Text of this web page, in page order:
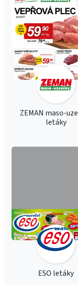
ZEMAN maso-
letáky
ESO letáky